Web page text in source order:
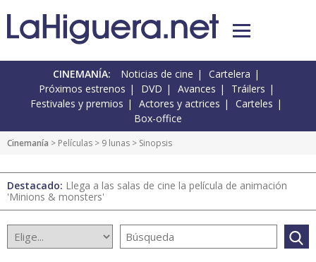
CINEMANÍA: Noticias de cine
Cartelera
Próximos estrenos
DVD Avances
Tráilers
Festivales y premios
Actores y actrices
Carteles
Box-office
Cinemanía > Películas > 9 lunas > Sinopsis
Destacado: Llega a las salas de cine la película de animación
'Minions & monsters'